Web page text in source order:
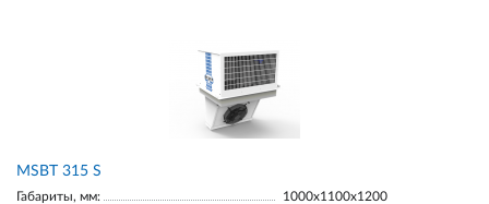
MSBT 315 S
Габариты, мм:
1000х1100х1200